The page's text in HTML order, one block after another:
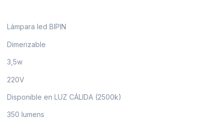
Lámpara led BIPIN
Dimerizable
3,5w
220V
Disponible en LUZ CÁLIDA (2500k)
350 lumens